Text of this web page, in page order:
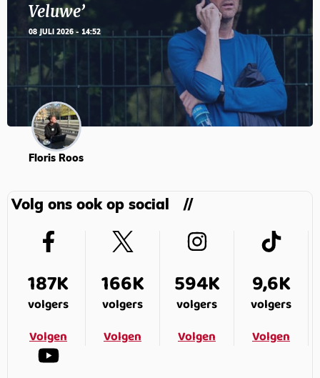
Veluwe’
08 JULI 2026 - 14:52
Floris Roos
Volg ons ook op social
187K
volgers
Volgen
166K
volgers
Volgen
594K
volgers
Volgen
9,6K
volgers
Volgen